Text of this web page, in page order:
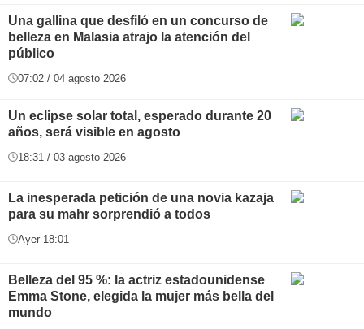
Una gallina que desfiló en un concurso de
belleza en Malasia atrajo la atención del
público
07:02 / 04 agosto 2026
Un eclipse solar total, esperado durante 20
años, será visible en agosto
18:31 / 03 agosto 2026
La inesperada petición de una novia kazaja
para su mahr sorprendió a todos
Ayer 18:01
Belleza del 95 %: la actriz estadounidense
Emma Stone, elegida la mujer más bella del
mundo